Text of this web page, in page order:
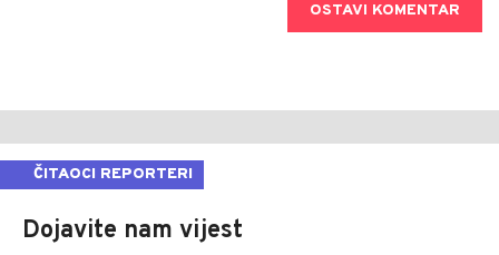
OSTAVI KOMENTAR
ČITAOCI REPORTERI
Dojavite nam vijest